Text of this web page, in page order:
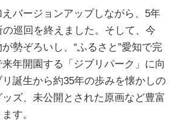
バージョンアップしながら、5年
巡回を終えました。そして、今
勢ぞろいし、“ふるさと”愛知で完
年開園する「ジブリパーク」に向
誕生から約35年の歩みを懐かしの
ズ、未公開とされた原画など豊富
す。